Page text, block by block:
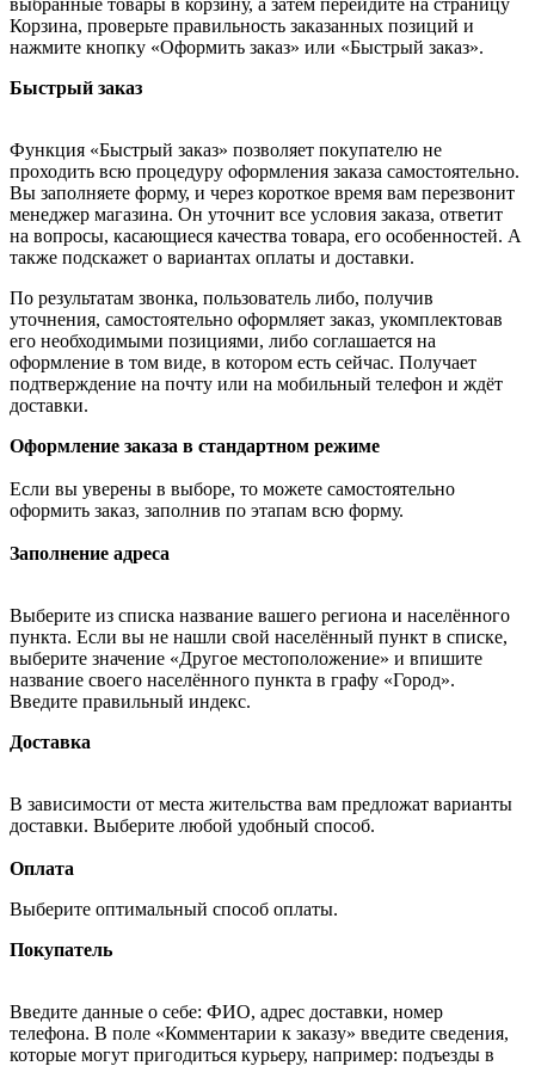
Корзина, проверьте правильность заказанных позиций и
нажмите кнопку «Оформить заказ» или «Быстрый заказ».
Быстрый заказ
Функция «Быстрый заказ» позволяет покупателю не
проходить всю процедуру оформления заказа самостоятельно.
Вы заполняете форму, и через короткое время вам перезвонит
менеджер магазина. Он уточнит все условия заказа, ответит
на вопросы, касающиеся качества товара, его особенностей. А
также подскажет о вариантах оплаты и доставки.
По результатам звонка, пользователь либо, получив
уточнения, самостоятельно оформляет заказ, укомплектовав
его необходимыми позициями, либо соглашается на
оформление в том виде, в котором есть сейчас. Получает
подтверждение на почту или на мобильный телефон и ждёт
доставки.
Оформление заказа в стандартном режиме
Если вы уверены в выборе, то можете самостоятельно
оформить заказ, заполнив по этапам всю форму.
Заполнение адреса
Выберите из списка название вашего региона и населённого
пункта. Если вы не нашли свой населённый пункт в списке,
выберите значение «Другое местоположение» и впишите
название своего населённого пункта в графу «Город».
Введите правильный индекс.
Доставка
В зависимости от места жительства вам предложат варианты
доставки. Выберите любой удобный способ.
Оплата
Выберите оптимальный способ оплаты.
Покупатель
Введите данные о себе: ФИО, адрес доставки, номер
телефона. В поле «Комментарии к заказу» введите сведения,
которые могут пригодиться курьеру, например: подъезды в